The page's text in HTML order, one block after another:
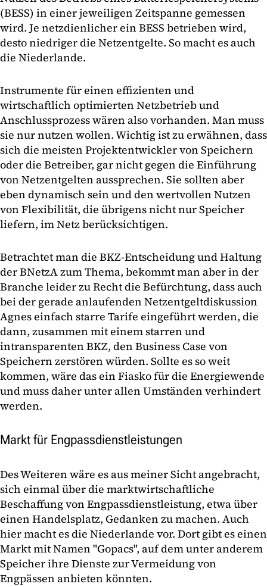
(BESS) in einer jeweiligen Zeitspanne gemessen
wird. Je netzdienlicher ein BESS betrieben wird,
desto niedriger die Netzentgelte. So macht es auch
die Niederlande.
Instrumente für einen effizienten und
wirtschaftlich optimierten Netzbetrieb und
Anschlussprozess wären also vorhanden. Man muss
sie nur nutzen wollen. Wichtig ist zu erwähnen, dass
sich die meisten Projektentwickler von Speichern
oder die Betreiber, gar nicht gegen die Einführung
von Netzentgelten aussprechen. Sie sollten aber
eben dynamisch sein und den wertvollen Nutzen
von Flexibilität, die übrigens nicht nur Speicher
liefern, im Netz berücksichtigen.
Betrachtet man die BKZ-Entscheidung und Haltung
der BNetzA zum Thema, bekommt man aber in der
Branche leider zu Recht die Befürchtung, dass auch
bei der gerade anlaufenden Netzentgeltdiskussion
Agnes einfach starre Tarife eingeführt werden, die
dann, zusammen mit einem starren und
intransparenten BKZ, den Business Case von
Speichern zerstören würden. Sollte es so weit
kommen, wäre das ein Fiasko für die Energiewende
und muss daher unter allen Umständen verhindert
werden.
Markt für Engpassdienstleistungen
Des Weiteren wäre es aus meiner Sicht angebracht,
sich einmal über die marktwirtschaftliche
Beschaffung von Engpassdienstleistung, etwa über
einen Handelsplatz, Gedanken zu machen. Auch
hier macht es die Niederlande vor. Dort gibt es einen
Markt mit Namen "Gopacs", auf dem unter anderem
Speicher ihre Dienste zur Vermeidung von
Engpässen anbieten könnten.